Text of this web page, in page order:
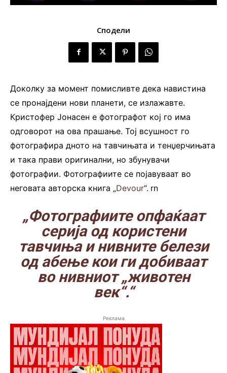
Сподели
Доколку за момент помисливте дека навистина
се пронајдени нови планети, се излажавте.
Кристофер Јонасен е фотографот кој го има
одговорот на ова прашање. Тој всушност го
фотографира дното на тавчињата и тенџерчињата
и така прави оригинални, но збунувачи
фотографии. Фотографиите се појавуваат во
неговата авторска книга „Devour“. rn
„Фотографиите опфаќаат
серија од користени
тавчиња и нивните белези
од абење кои ги добиваат
во нивниот „животен
век“.“
Реклама